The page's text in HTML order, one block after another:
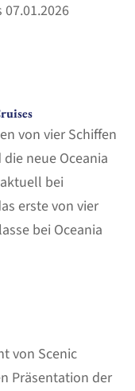
von vier Schiffen
neue Oceania
bei
erste von vier
bei Oceania
von Scenic
Präsentation der